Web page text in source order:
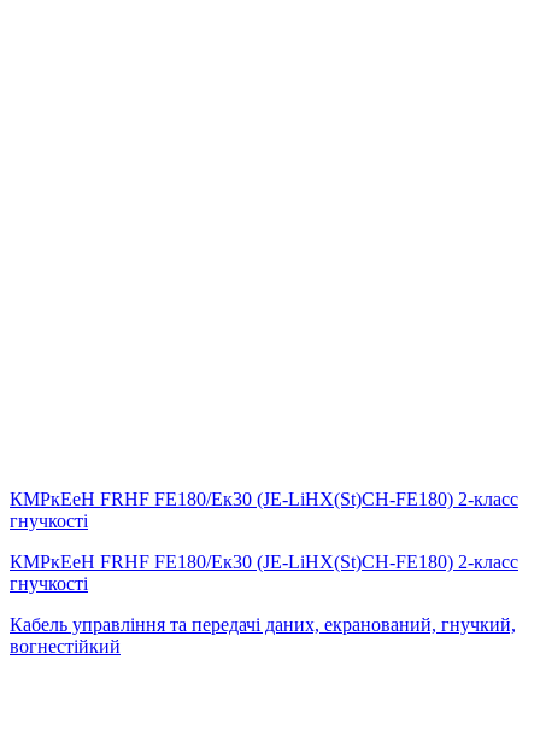
КМРкЕеН FRHF FE180/Eк30 (JE-LiHX(St)СH-FE180) 2-класс
гнучкості
КМРкЕеН FRHF FE180/Eк30 (JE-LiHX(St)СH-FE180) 2-класс
гнучкості
Кабель управління та передачі даних, екранований, гнучкий,
вогнестійкий